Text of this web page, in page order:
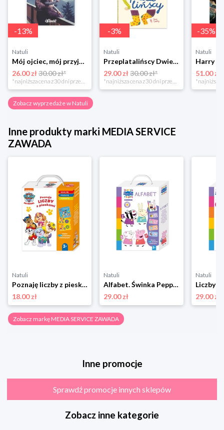
-13%
Natuli
Mój ojciec, mój przyjaciel Element
26.00 zł30.00 zł*
*najniższa cena z 30 dni przed obniżką
-3%
Natuli
Przeplatalińscy Dwie siostry
29.00 zł 30.00 zł*
*najniższa cena z 30 dni przed obniżką
-35%
Natuli
51.00 zł
Zobacz wyprzedaże w Natuli
Inne produkty marki MEDIA SERVICE
ZAWADA
Natuli
Poznaję liczby z pieskami. Psi Patrol. Uczę się, poznaję, potrafię Media service zawada
18.00 zł
Natuli
Alfabet. Świnka Peppa. Uczę się z Peppą Media service zawada
29.00 zł
Natuli
29.00 zł
Zobacz markę MEDIA SERVICE ZAWADA
Inne promocje
Sprawdź promocje innych sklepów
Zobacz inne kategorie